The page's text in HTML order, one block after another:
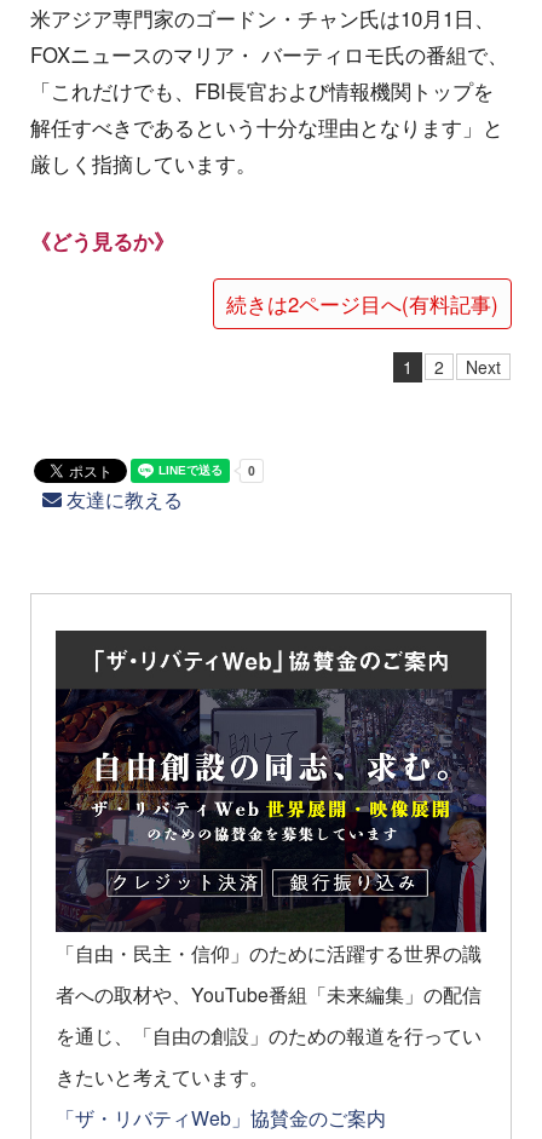
米アジア専門家のゴードン・チャン氏は10月1日、
FOXニュースのマリア・ バーティロモ氏の番組で、
「これだけでも、FBI長官および情報機関トップを
解任すべきであるという十分な理由となります」と
厳しく指摘しています。
《どう見るか》
続きは2ページ目へ(有料記事)
1 2 Next
友達に教える
「自由・民主・信仰」のために活躍する世界の識
者への取材や、YouTube番組「未来編集」の配信
を通じ、「自由の創設」のための報道を行ってい
きたいと考えています。
「ザ・リバティWeb」協賛金のご案内